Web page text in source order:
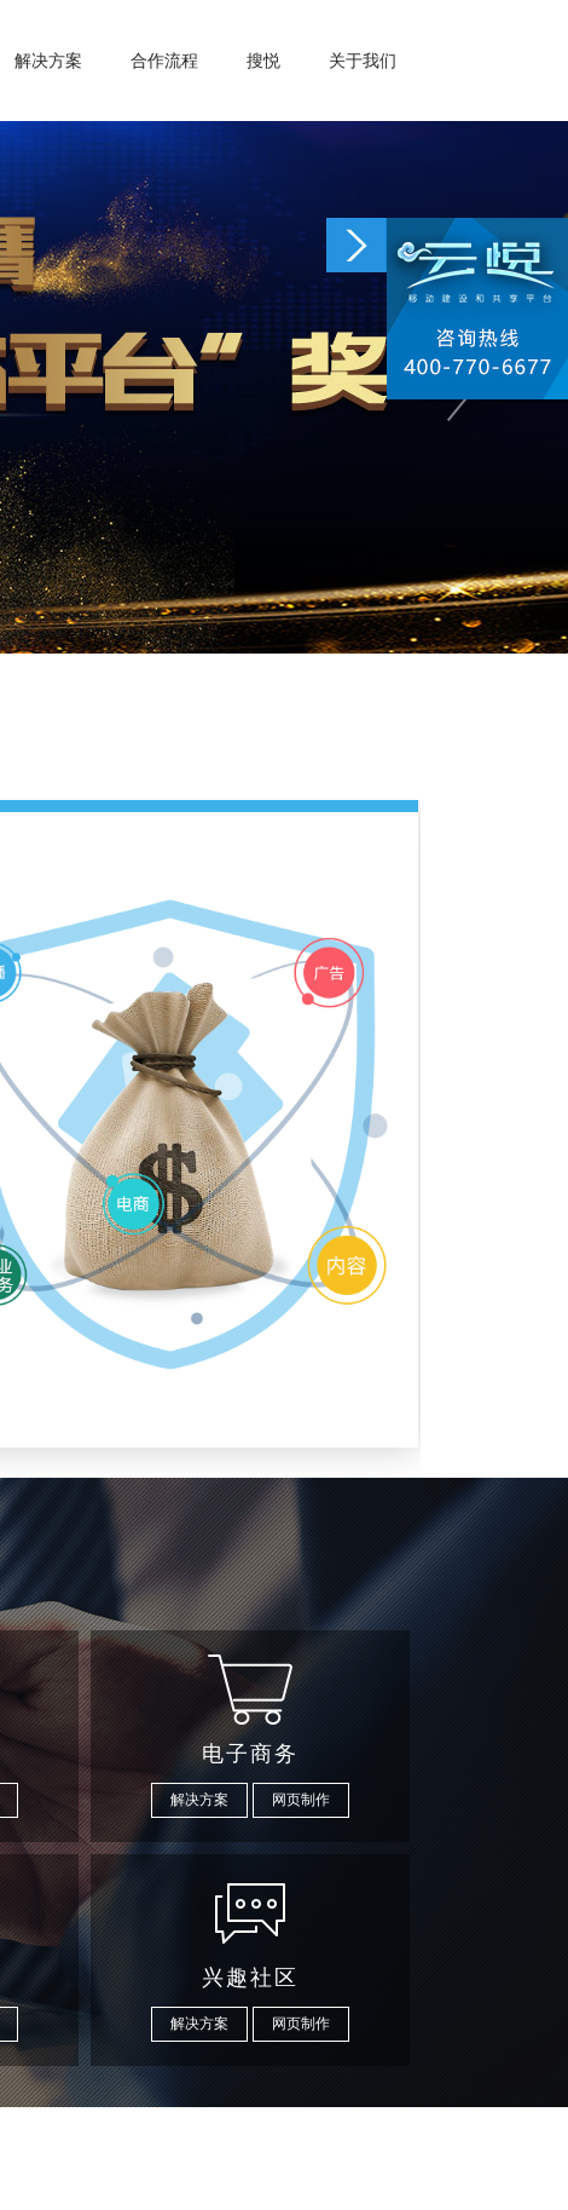
解决方案 合作流程 搜悦 关于我们
电子商务
解决方案 网页制作
兴趣社区
解决方案 网页制作